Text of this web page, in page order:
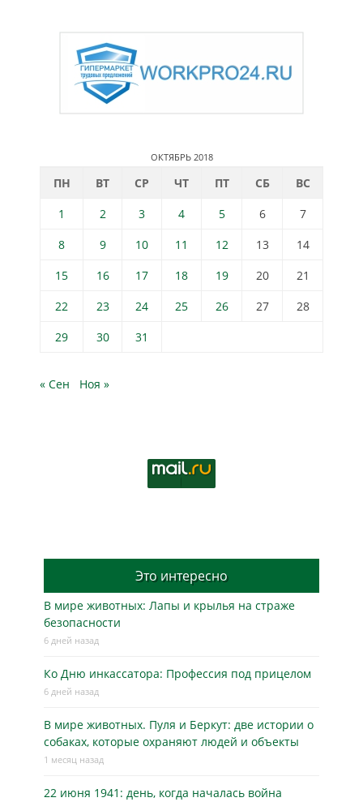
ОКТЯБРЬ 2018
ПН ВТ СР ЧТ ПТ СБ
ВС
1
2 3 4 5 6
7
8
9 10 11 12 13
14
15
16 17 18 19 20
21
22
23 24 25 26 27
28
29
30 31
« Сен Ноя »
Это интересно
В мире животных: Лапы и крылья на страже
безопасности
6 дней назад
Ко Дню инкассатора: Профессия под прицелом
6 дней назад
В мире животных. Пуля и Беркут: две истории о
собаках, которые охраняют людей и объекты
1 месяц назад
22 июня 1941: день, когда началась война